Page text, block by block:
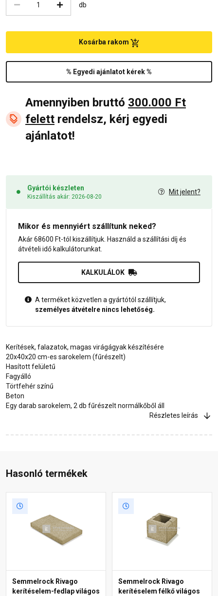
db
% Egyedi ajánlatot kérek %
Kosárba rakom
Amennyiben bruttó 300.000 Ft
felett rendelsz, kérj egyedi
ajánlatot!
Gyártói készleten
Kiszállítás akár: 2026-08-20
Mit jelent?
Mikor és mennyiért szállítunk neked?
Akár 68600 Ft-tól kiszállítjuk. Használd a szállítási díj és
átvételi idő kalkulátorunkat.
KALKULÁLOK
A terméket közvetlen a gyártótól szállítjuk,
személyes átvételre nincs lehetőség.
Kerítések, falazatok, magas virágágyak készítésére
20x40x20 cm-es sarokelem (fűrészelt)
Hasított felületű
Fagyálló
Törtfehér színű
Beton
Egy darab sarokelem, 2 db fűrészelt normálkőből áll
Részletes leírás
Hasonló termékek
Semmelrock Rivago
kerítéselem-fedlap világos
Semmelrock Rivago
kerítéselem félkő világos